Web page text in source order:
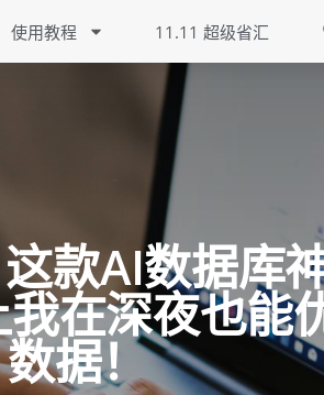
使用教程 11.11 超级省汇
款AI数据库
在深夜也能
数据！